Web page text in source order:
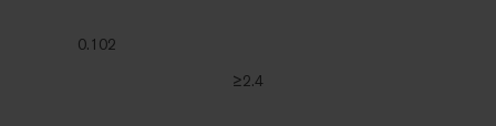
0.102
≥2.4